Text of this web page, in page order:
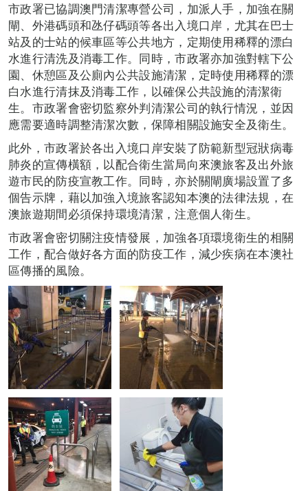
市政署已協調澳門清潔專營公司，加派人手，加強在關
閘、外港碼頭和氹仔碼頭等各出入境口岸，尤其在巴士
站及的士站的候車區等公共地方，定期使用稀釋的漂白
水進行清洗及消毒工作。同時，市政署亦加強對轄下公
園、休憩區及公廁內公共設施清潔，定時使用稀釋的漂
白水進行清抹及消毒工作，以確保公共設施的清潔衛
生。市政署會密切監察外判清潔公司的執行情況，並因
應需要適時調整清潔次數，保障相關設施安全及衛生。
此外，市政署於各出入境口岸安裝了防範新型冠狀病毒
肺炎的宣傳橫額，以配合衛生當局向來澳旅客及出外旅
遊市民的防疫宣教工作。同時，亦於關閘廣場設置了多
個告示牌，藉以加強入境旅客認知本澳的法律法規，在
澳旅遊期間必須保持環境清潔，注意個人衛生。
市政署會密切關注疫情發展，加強各項環境衛生的相關
工作，配合做好各方面的防疫工作，減少疾病在本澳社
區傳播的風險。